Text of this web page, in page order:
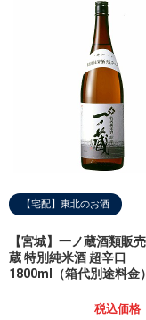
【宅配】東北のお酒
【宮城】一ノ蔵酒類販
蔵 特別純米酒 超辛口
1800ml（箱代別途料金）
税込価